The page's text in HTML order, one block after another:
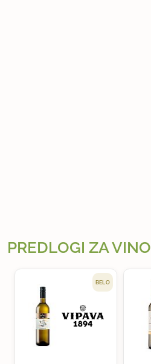
PREDLOGI ZA VINO
BELO